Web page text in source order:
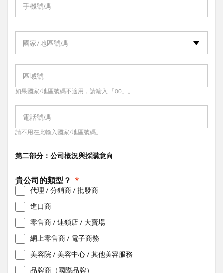
手機號碼
電話
國家/地區號碼
-- Please Select --
區域號
如果國家/地區號碼不適用，請輸入 「00」。
電話號碼
請不用在此輸入國家/地區號碼。
第二部分：公司概況與採購意向
貴公司的類型？
代理 / 分銷商 / 批發商
進口商
零售商 / 連鎖店 / 大賣場
網上零售商 / 電子商務
美容院 / 美容中心 / 其他美容服務
品牌商（國際品牌）